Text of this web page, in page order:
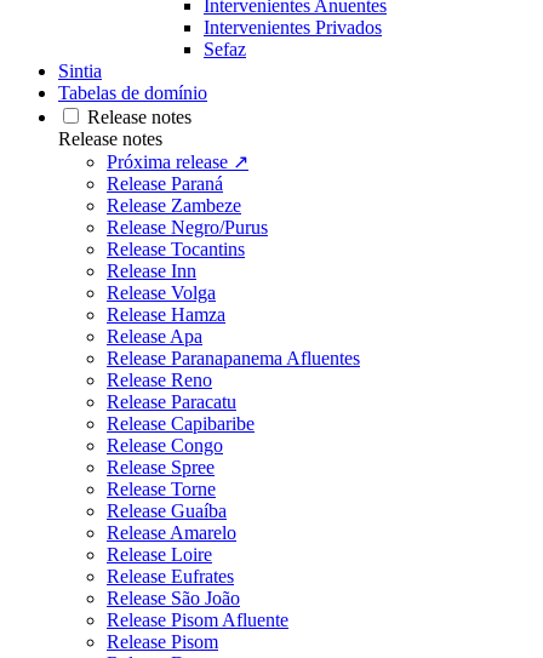
Intervenientes Anuentes
Intervenientes Privados
Sefaz
Sintia
Tabelas de domínio
Release notes
Release notes
Próxima release ↗
Release Paraná
Release Zambeze
Release Negro/Purus
Release Tocantins
Release Inn
Release Volga
Release Hamza
Release Apa
Release Paranapanema Afluentes
Release Reno
Release Paracatu
Release Capibaribe
Release Congo
Release Spree
Release Torne
Release Guaíba
Release Amarelo
Release Loire
Release Eufrates
Release São João
Release Pisom Afluente
Release Pisom